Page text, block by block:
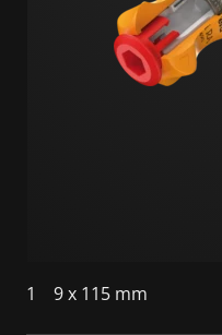
1 9 x 115 mm